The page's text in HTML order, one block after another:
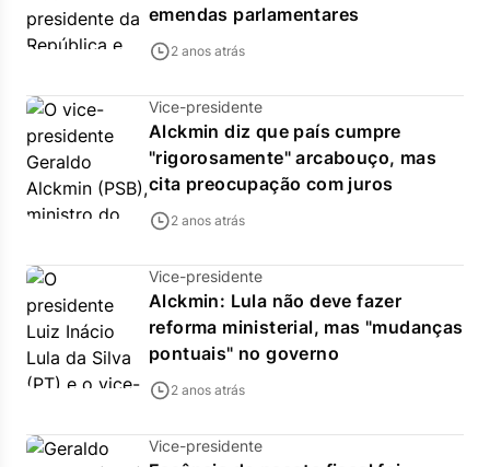
emendas parlamentares
2 anos atrás
Vice-presidente
Alckmin diz que país cumpre
"rigorosamente" arcabouço, mas
cita preocupação com juros
2 anos atrás
Vice-presidente
Alckmin: Lula não deve fazer
reforma ministerial, mas "mudanças
pontuais" no governo
2 anos atrás
Vice-presidente